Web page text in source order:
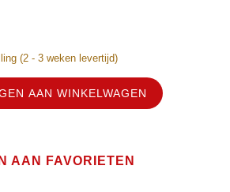
(2 - 3 weken levertijd)
AAN WINKELWAGEN
AAN FAVORIETEN